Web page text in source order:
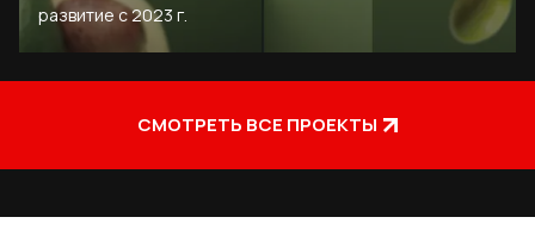
развитие с 2023 г.
СМОТРЕТЬ ВСЕ ПРОЕКТЫ